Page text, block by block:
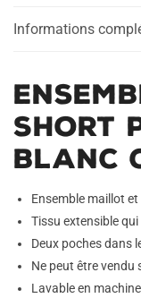
Clair
Informations
Short
Blanc
Ensemble maillot
Tissu extensible qui
Deux poches dans
Ne peut être vendu
Lavable en